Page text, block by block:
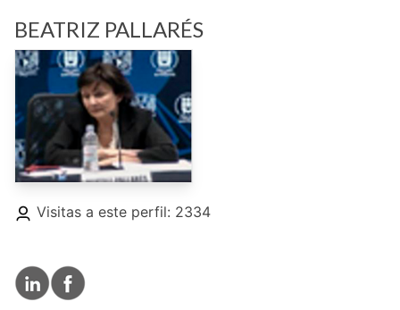
BEATRIZ PALLARÉS
Visitas a este perfil: 2334